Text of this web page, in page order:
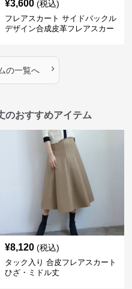
¥3,600 (税込)
フレアスカート サイドバックル
デザイン合成皮革フレアスカー
の一覧へ ›
のおすすめアイテム
¥8,120 (税込)
タック入り 合皮フレアスカート
ひざ・ミドル丈